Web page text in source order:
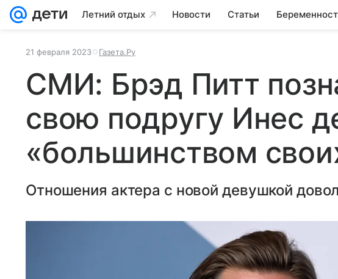
Летний отдых Новости Статьи
21 февраля 2023 Газета.Ру
СМИ: Брэд Питт
свою подругу Инес
«большинством
Отношения актера с новой девушкой